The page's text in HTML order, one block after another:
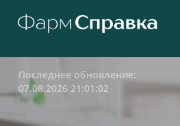
Последнее обновление:
07.08.2026 21:01:02